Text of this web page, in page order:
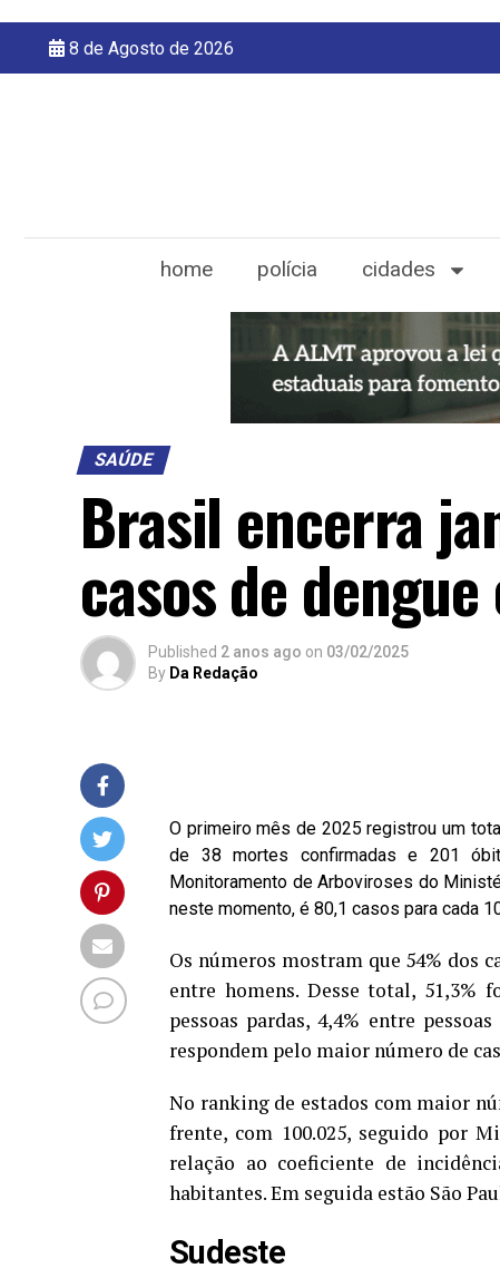
8 de Agosto de 2026
home polícia cidades
SAÚDE
Brasil encerra
casos de
Published 2 anos ago on 03/02/2025
By Da Redação
O primeiro mês de 2025 registrou um
de 38 mortes confirmadas e 201
Monitoramento de Arboviroses do
neste momento, é 80,1 casos para cada
Os números mostram que 54% dos
entre homens. Desse total, 51,3%
pessoas pardas, 4,4% entre
respondem pelo maior número de
No ranking de estados com maior
frente, com 100.025, seguido por
relação ao coeficiente de
habitantes. Em seguida estão São
Sudeste